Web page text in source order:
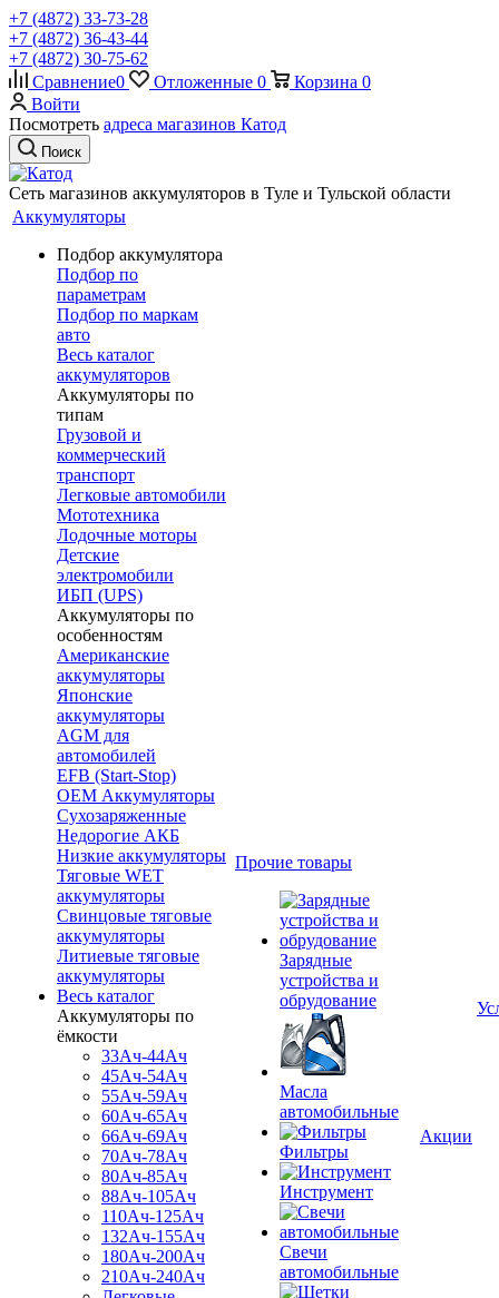
+7 (4872) 33-73-28
+7 (4872) 36-43-44
+7 (4872) 30-75-62
Сравнение0 Отложенные 0 Корзина 0
Войти
Посмотреть адреса магазинов Катод
Поиск
Сеть магазинов аккумуляторов в Туле и Тульской области
Аккумуляторы
Подбор аккумулятора
Подбор по
параметрам
Подбор по маркам
авто
Весь каталог
аккумуляторов
Аккумуляторы по
типам
Грузовой и
коммерческий
транспорт
Легковые автомобили
Мототехника
Лодочные моторы
Детские
электромобили
ИБП (UPS)
Аккумуляторы по
особенностям
Американские
аккумуляторы
Японские
аккумуляторы
AGM для
автомобилей
EFB (Start-Stop)
OEM Аккумуляторы
Сухозаряженные
Недорогие АКБ
Низкие аккумуляторы
Тяговые WET
аккумуляторы
Свинцовые тяговые
аккумуляторы
Литиевые тяговые
аккумуляторы
Весь каталог
Аккумуляторы по
ёмкости
33Ач-44Ач
45Ач-54Ач
55Ач-59Ач
60Ач-65Ач
66Ач-69Ач
70Ач-78Ач
80Ач-85Ач
88Ач-105Ач
110Ач-125Ач
132Ач-155Ач
180Ач-200Ач
210Ач-240Ач
Прочие товары
Зарядные
устройства и
обрудование
Масла
автомобильные
Фильтры
Инструмент
Свечи
автомобильные
Акции